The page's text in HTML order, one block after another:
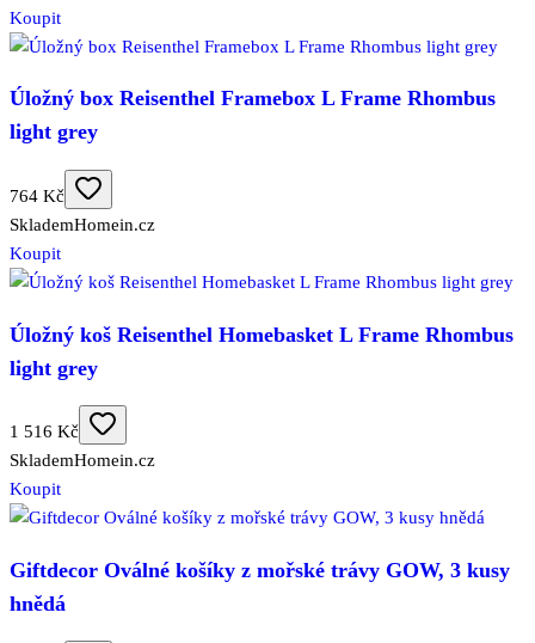
Koupit
Úložný box Reisenthel Framebox L Frame Rhombus
light grey
764 Kč
SklademHomein.cz
Koupit
Úložný koš Reisenthel Homebasket L Frame Rhombus
light grey
1 516 Kč
SklademHomein.cz
Koupit
Giftdecor Oválné košíky z mořské trávy GOW, 3 kusy
hnědá